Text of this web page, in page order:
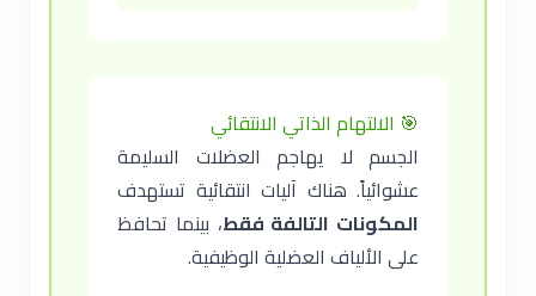
🎯 الالتهام الذاتي الانتقائي
الجسم لا يهاجم العضلات السليمة
عشوائياً. هناك آليات انتقائية تستهدف
المكونات التالفة فقط، بينما تحافظ
على الألياف العضلية الوظيفية.